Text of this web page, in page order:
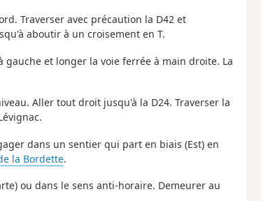
Traverser avec précaution la D42 et
aboutir à un croisement en T.
gauche et longer la voie ferrée à main droite. La
Aller tout droit jusqu'à la D24. Traverser la
dans un sentier qui part en biais (Est) en
la Bordette.
ou dans le sens anti-horaire. Demeurer au